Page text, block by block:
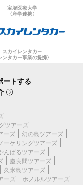
宝塚医療大学
〈産学連携〉
スカイレンタカー
ンタカー事業の提携〉
ートする
ツアーズ
ーズ
幻の島ツアーズ
ーケリングツアーズ
んばるツアーズ
慶良間ツアーズ
久米島ツアーズ
ーズ
ホノルルツアーズ